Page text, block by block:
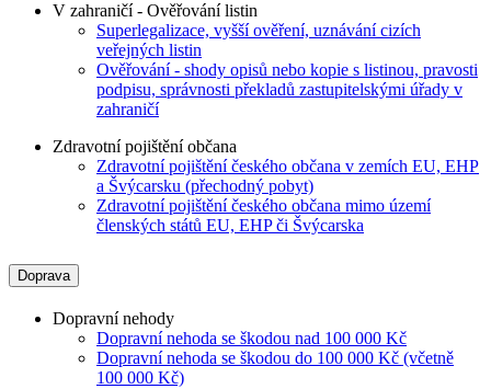
V zahraničí - Ověřování listin
Superlegalizace, vyšší ověření, uznávání cizích
veřejných listin
Ověřování - shody opisů nebo kopie s listinou, pravosti
podpisu, správnosti překladů zastupitelskými úřady v
zahraničí
Zdravotní pojištění občana
Zdravotní pojištění českého občana v zemích EU, EHP
a Švýcarsku (přechodný pobyt)
Zdravotní pojištění českého občana mimo území
členských států EU, EHP či Švýcarska
Doprava
Dopravní nehody
Dopravní nehoda se škodou nad 100 000 Kč
Dopravní nehoda se škodou do 100 000 Kč (včetně
100 000 Kč)